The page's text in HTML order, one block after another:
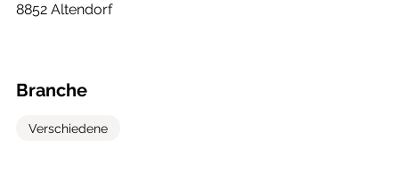
8852 Altendorf
Branche
Verschiedene